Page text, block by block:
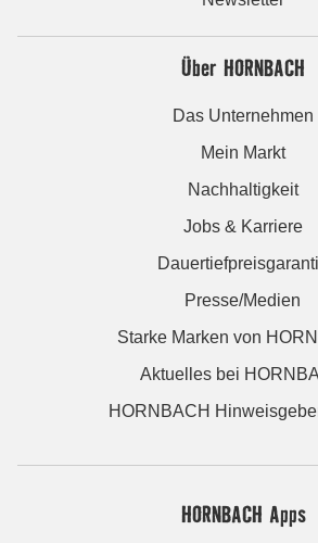
Über HORNBACH
Das Unternehmen
Mein Markt
Nachhaltigkeit
Jobs & Karriere
Presse/Medien
Starke Marken von
Aktuelles bei
HORNBACH
HORNBACH Apps